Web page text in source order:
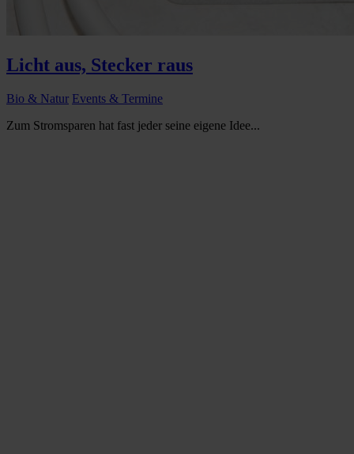
Licht aus, Stecker raus
Bio & Natur Events & Termine
Zum Stromsparen hat fast jeder seine eigene Idee...